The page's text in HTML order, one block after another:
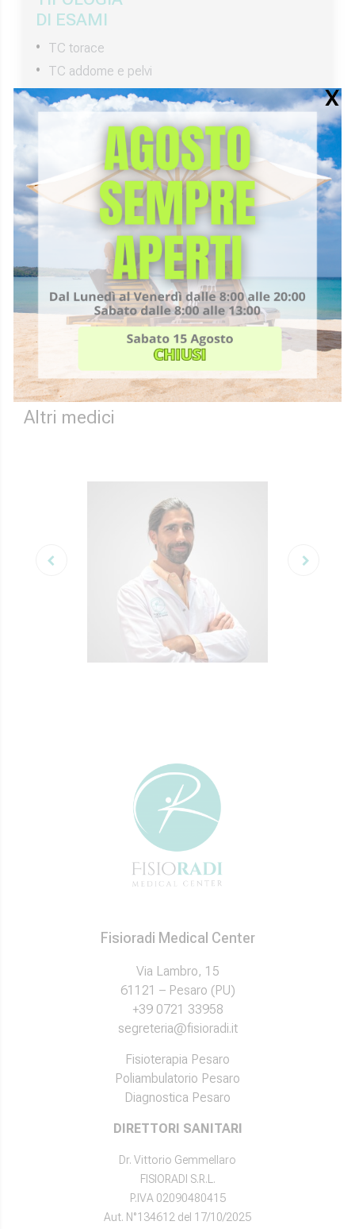
DI ESAMI
TC torace
TC addome e pelvi
Ecografia internistica (addome e pelvi)
Ecografia del collo (linfonodi, tiroide, ghiandole
Ecografia muscolo tendinea e dei tessuti molli
Ecografia pediatriche (no anche)
PRENOTA ONLINE
CHIAMACI 0721-33958
Altri medici
Fisioradi Medical Center
Via Lambro, 15
61121 – Pesaro (PU)
+39 0721 33958
segreteria@fisioradi.it
Fisioterapia Pesaro
Poliambulatorio Pesaro
Diagnostica Pesaro
DIRETTORI SANITARI
Dr. Vittorio Gemmellaro
FISIORADI S.R.L.
P.IVA 02090480415
Aut. N°134612 del 17/10/2025